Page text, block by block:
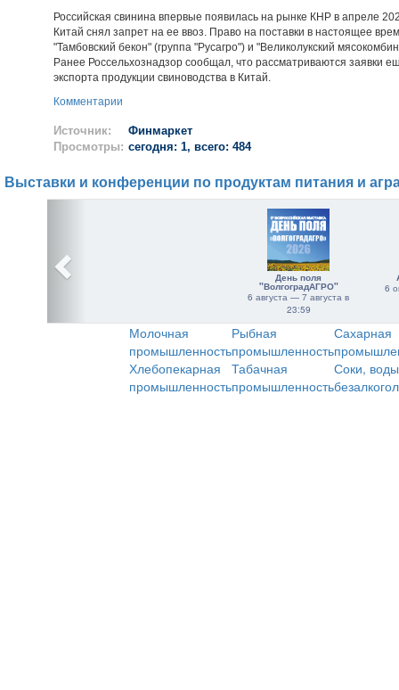
Российская свинина впервые появилась на рынке КНР в апреле
Китай снял запрет на ее ввоз. Право на поставки в настоящее
"Тамбовский бекон" (группа "Русагро") и "Великолукский
Ранее Россельхознадзор сообщал, что рассматриваются заявки
экспорта продукции свиноводства в Китай.
Комментарии
Источник:
Финмаркет
Просмотры: сегодня: 1, всего: 484
Выставки и конференции по продуктам питания и
День поля
"ВолгоградАГРО"
6 августа — 7 августа в
23:59
6
Молочная
промышленность
Рыбная
промышленность
Сахарная
Хлебопекарная
промышленность
Табачная
промышленность
Соки,